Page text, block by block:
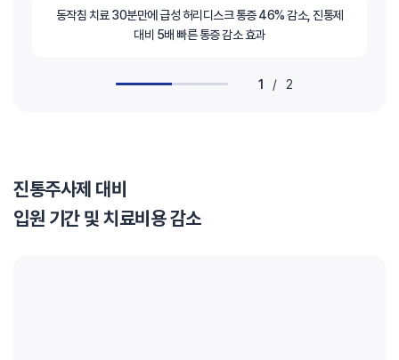
동작침 치료 30분만에 급성 허리디스크 통증 46% 감소, 진통제
대비 5배 빠른 통증 감소 효과
1 / 2
진통주사제 대비
입원 기간 및 치료비용 감소